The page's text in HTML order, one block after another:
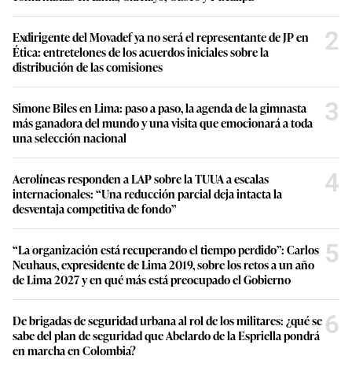
Exdirigente del Movadef ya no será el representante de JP en
Ética: entretelones de los acuerdos iniciales sobre la
distribución de las comisiones
2
Simone Biles en Lima: paso a paso, la agenda de la gimnasta
más ganadora del mundo y una visita que emocionará a toda
una selección nacional
3
Aerolíneas responden a LAP sobre la TUUA a escalas
internacionales: “Una reducción parcial deja intacta la
desventaja competitiva de fondo”
4
“La organización está recuperando el tiempo perdido”: Carlos
Neuhaus, expresidente de Lima 2019, sobre los retos a un año
de Lima 2027 y en qué más está preocupado el Gobierno
5
De brigadas de seguridad urbana al rol de los militares: ¿qué se
sabe del plan de seguridad que Abelardo de la Espriella pondrá
en marcha en Colombia?
6